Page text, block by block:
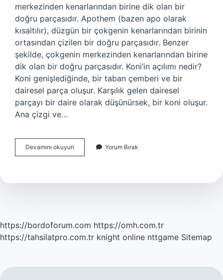
merkezinden kenarlarından birine dik olan bir
doğru parçasıdır. Apothem (bazen apo olarak
kısaltılır), düzgün bir çokgenin kenarlarından birinin
ortasından çizilen bir doğru parçasıdır. Benzer
şekilde, çokgenin merkezinden kenarlarından birine
dik olan bir doğru parçasıdır. Koni’in açılımı nedir?
Koni genişlediğinde, bir taban çemberi ve bir
dairesel parça oluşur. Karşılık gelen dairesel
parçayı bir daire olarak düşünürsek, bir koni oluşur.
Ana çizgi ve…
Devamını okuyun
Apotemi
Yorum Bırak
https://bordoforum.com https://omh.com.tr
https://tahsilatpro.com.tr knight online nttgame Sitemap